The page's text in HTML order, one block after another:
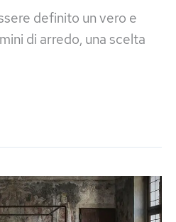
definito un vero e
di arredo, una scelta